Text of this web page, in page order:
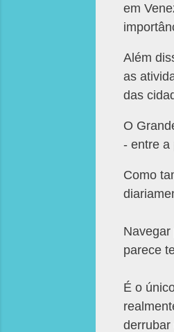
em
Além
as
das
O
- entre a
Como
parece
É o
derrubar